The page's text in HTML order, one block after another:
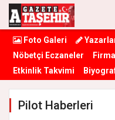
Foto Galeri
Nöbetçi Eczaneler
Etkinlik Takvimi
Pilot Haberleri